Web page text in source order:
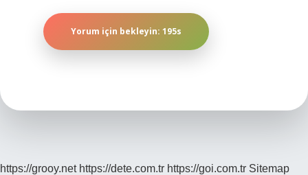
https://grooy.net https://dete.com.tr https://goi.com.tr Sitemap